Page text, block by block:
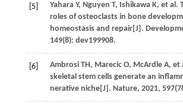
[5] Yahara Y, Nguyen T, Ishikawa K, et al.
roles of osteoclasts in bone
homeostasis and repair[J].
149(8): dev199908.
[6] Ambrosi TH, Marecic O, McArdle A, et
skeletal stem cells generate an
nerative niche[J]. Nature, 2021, 597